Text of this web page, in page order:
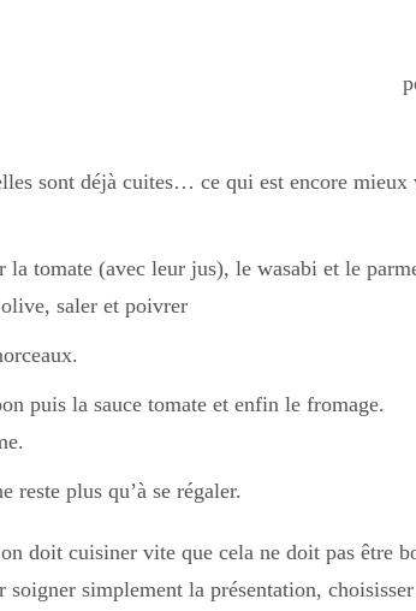
sont déjà cuites… ce qui est encore mieux
tomate (avec leur jus), le wasabi et le
saler et poivrer
puis la sauce tomate et enfin le fromage.
reste plus qu’à se régaler.
doit cuisiner vite que cela ne doit pas être
soigner simplement la présentation,